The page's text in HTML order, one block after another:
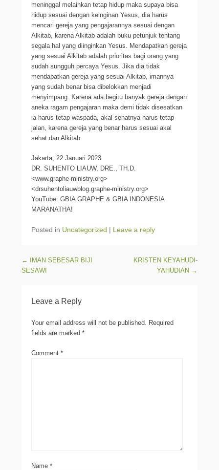
meninggal melainkan tetap hidup maka supaya bisa
hidup sesuai dengan keinginan Yesus, dia harus
mencari gereja yang pengajarannya sesuai dengan
Alkitab, karena Alkitab adalah buku petunjuk tentang
segala hal yang diinginkan Yesus. Mendapatkan gereja
yang sesuai Alkitab adalah prioritas bagi orang yang
sudah sungguh percaya Yesus. Jika dia tidak
mendapatkan gereja yang sesuai Alkitab, imannya
yang sudah benar bisa dibelokkan menjadi
menyimpang. Karena ada begitu banyak gereja dengan
aneka ragam pengajaran maka demi tidak disesatkan
ia harus tetap waspada, akal sehatnya harus tetap
jalan, karena gereja yang benar harus sesuai akal
sehat dan Alkitab.
Jakarta, 22 Januari 2023
DR. SUHENTO LIAUW, DRE., TH.D.
<www.graphe-ministry.org>
<drsuhentoliauwblog.graphe-ministry.org>
YouTube: GBIA GRAPHE & GBIA INDONESIA
MARANATHA!
Posted in Uncategorized | Leave a reply
Post navigation
←
IMAN SEBESAR BIJI
SESAWI
KRISTEN KEYAHUDI-
YAHUDIAN →
Leave a Reply
Your email address will not be published. Required
fields are marked *
Comment *
Name *